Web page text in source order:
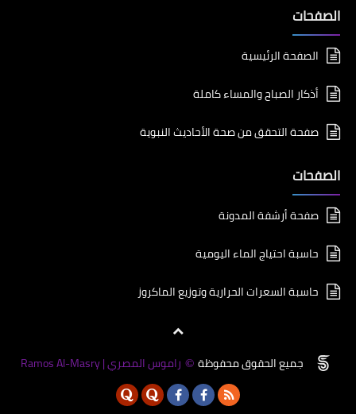
الصفحات
الصفحة الرئيسية
أذكار الصباح والمساء كاملة
صفحة التحقق من صحة الأحاديث النبوية
الصفحات
صفحة أرشفة المدونة
حاسبة احتياج الماء اليومية
حاسبة السعرات الحرارية وتوزيع الماكروز
جميع الحقوق محفوظة © راموس المصري | Ramos Al-Masry